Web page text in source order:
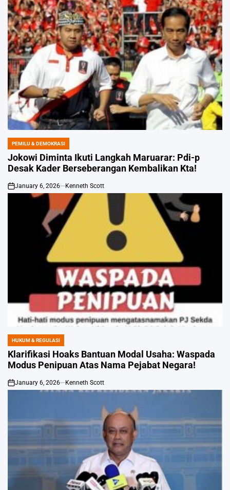
POSTED
IN
PEMILU & DEMOKRASI
Jokowi Diminta Ikuti Langkah Maruarar: Pdi-p
Desak Kader Berseberangan Kembalikan Kta!
on
January 6, 2026 Kenneth Scott
POSTED
IN
HUKUM & REGULASI
Klarifikasi Hoaks Bantuan Modal Usaha: Waspada
Modus Penipuan Atas Nama Pejabat Negara!
on
January 6, 2026 Kenneth Scott